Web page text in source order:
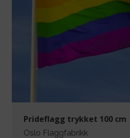
Prideflagg trykket 100 cm
Oslo Flaggfabrikk